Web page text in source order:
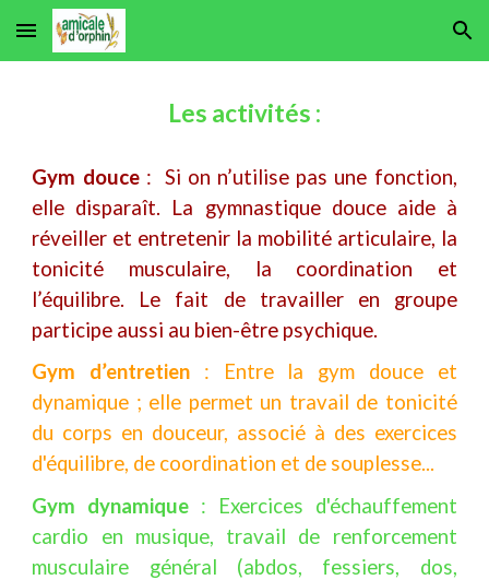
Skip to main content Skip to navigation
Les activités :
Gym douce: Si on n’utilise pas une fonction,
elle disparaît. La gymnastique douce aide à
réveiller et entretenir la mobilité articulaire, la
tonicité musculaire, la coordination et
l’équilibre. Le fait de travailler en groupe
participe aussi au bien-être psychique.
Gym d’entretien : Entre la gym douce et
dynamique ; elle permet un travail de tonicité
du corps en douceur, associé à des exercices
d'équilibre, de coordination et de souplesse...
Gym dynamique :
Exercices d'échauffement
cardio en musique, travail de renforcement
musculaire général (abdos, fessiers, dos,